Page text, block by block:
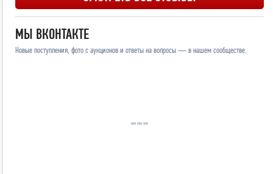
МЫ ВКОНТАКТЕ
Новые поступления, фото с аукционов и ответы на вопросы — в нашем сообществе.